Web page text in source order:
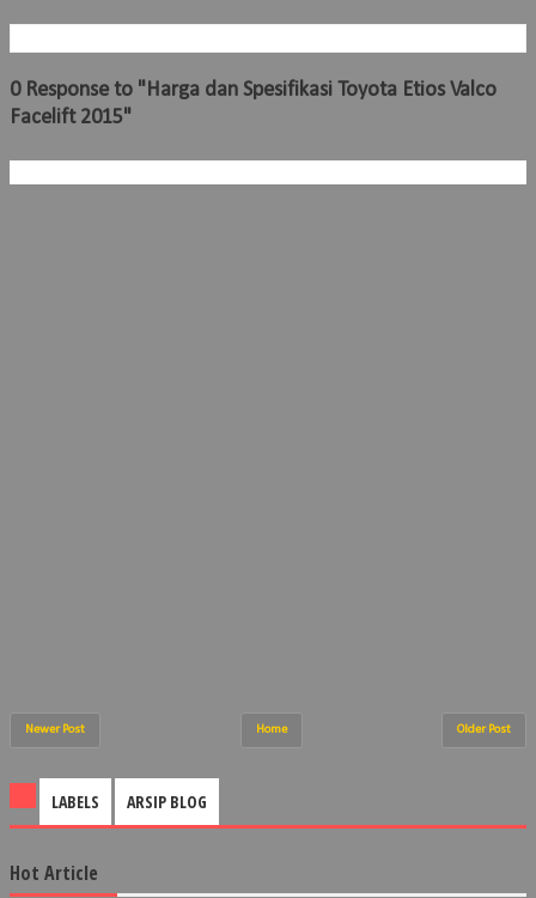
0 Response to "Harga dan Spesifikasi Toyota Etios Valco
Facelift 2015"
Newer Post Older Post
Home
LABELS ARSIP BLOG
Hot Article